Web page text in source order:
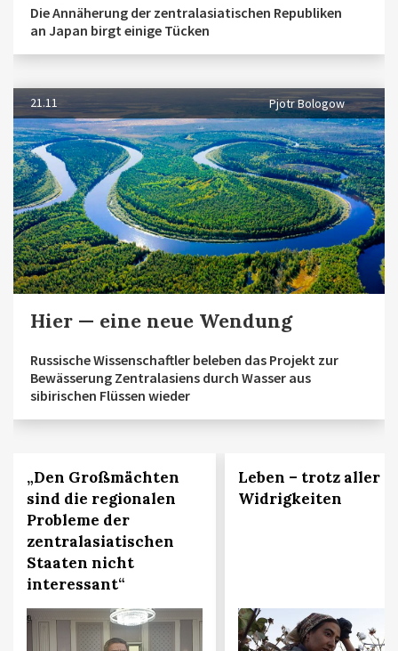
Die Annäherung der zentralasiatischen Republiken
an Japan birgt einige Tücken
21.11 Pjotr Bologow
Hier — eine neue Wendung
Russische Wissenschaftler beleben das Projekt zur
Bewässerung Zentralasiens durch Wasser aus
sibirischen Flüssen wieder
„Den Großmächten
sind die regionalen
Probleme der
zentralasiatischen
Staaten nicht
interessant“
Leben – trotz aller
Widrigkeiten